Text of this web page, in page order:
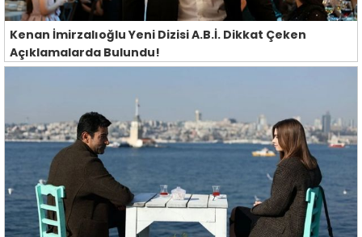
Kenan İmirzalıoğlu Yeni Dizisi A.B.İ. Dikkat Çeken
Açıklamalarda Bulundu!